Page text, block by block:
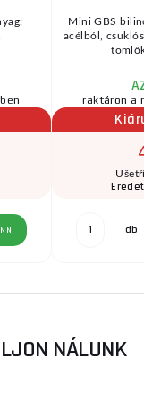
Mini GBS
acélból,
raktáron a
db
NÁLUNK